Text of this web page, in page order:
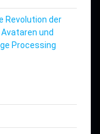
Revolution der
und
Processing